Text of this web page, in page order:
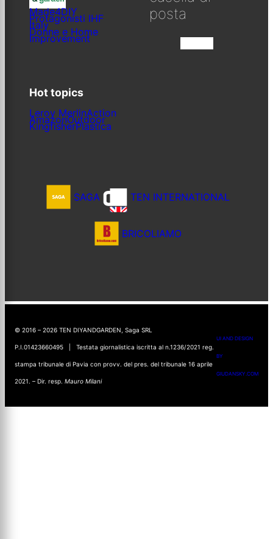
Made4DIY
Protagonisti IHF
Italy
Donne e Home
Improvement
Hot topics
Leroy MerlinAction
AmazonOutdoor
KingfisherPlastica
posta
SAGA TEN INTERNATIONAL
BRICOLIAMO
© 2016 – 2026 TEN DIYANDGARDEN, Saga SRL
P.I.01423660495 | Testata giornalistica iscritta al n.1236/2021 reg.
stampa tribunale di Pavia con provv. del pres. del tribunale 16 aprile
2021. – Dir. resp. Mauro Milani
UI AND DESIGN
BY
GIUDANSKY.COM